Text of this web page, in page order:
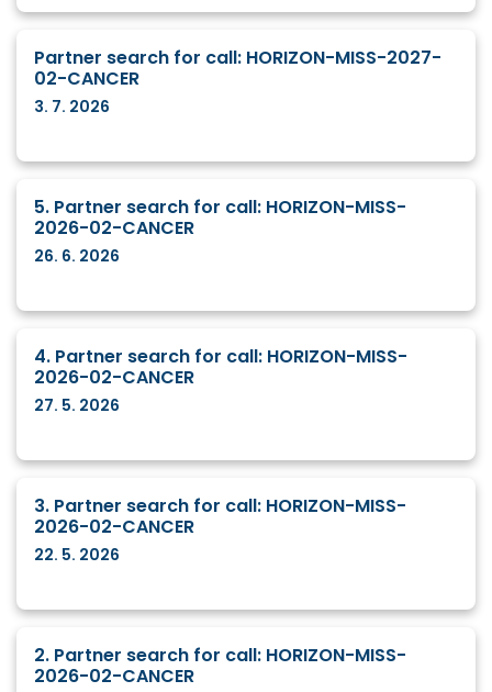
Partner search for call: HORIZON-MISS-2027-
02-CANCER
3. 7. 2026
5. Partner search for call: HORIZON-MISS-
2026-02-CANCER
26. 6. 2026
4. Partner search for call: HORIZON-MISS-
2026-02-CANCER
27. 5. 2026
3. Partner search for call: HORIZON-MISS-
2026-02-CANCER
22. 5. 2026
2. Partner search for call: HORIZON-MISS-
2026-02-CANCER